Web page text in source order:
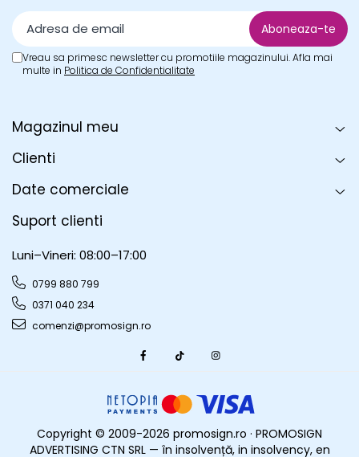
Vreau sa primesc newsletter cu promotiile magazinului. Afla mai
multe in Politica de Confidentialitate
Magazinul meu
Clienti
Date comerciale
Suport clienti
Luni–Vineri: 08:00–17:00
0799 880 799
0371 040 234
comenzi@promosign.ro
Copyright © 2009-2026 promosign.ro · PROMOSIGN
ADVERTISING CTN SRL — în insolvență, in insolvency, en